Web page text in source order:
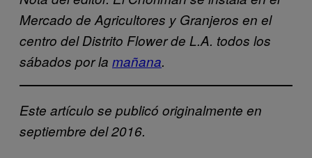
Mercado de Agricultores y Granjeros en el
centro del Distrito Flower de L.A. todos los
sábados por la mañana.
Este artículo se publicó originalmente en
septiembre del 2016.